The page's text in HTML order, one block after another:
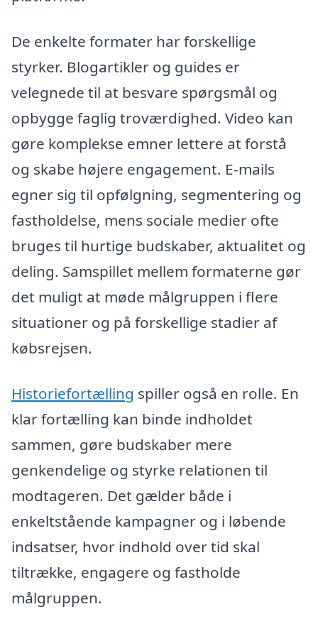
De enkelte formater har forskellige
styrker. Blogartikler og guides er
velegnede til at besvare spørgsmål og
opbygge faglig troværdighed. Video kan
gøre komplekse emner lettere at forstå
og skabe højere engagement. E-mails
egner sig til opfølgning, segmentering og
fastholdelse, mens sociale medier ofte
bruges til hurtige budskaber, aktualitet og
deling. Samspillet mellem formaterne gør
det muligt at møde målgruppen i flere
situationer og på forskellige stadier af
købsrejsen.
Historiefortælling spiller også en rolle. En
klar fortælling kan binde indholdet
sammen, gøre budskaber mere
genkendelige og styrke relationen til
modtageren. Det gælder både i
enkeltstående kampagner og i løbende
indsatser, hvor indhold over tid skal
tiltrække, engagere og fastholde
målgruppen.